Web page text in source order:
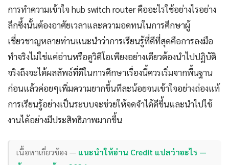
การทำความเข้าใจ hub switch router คืออะไรใช้อย่างไรอย่าง
ลึกซึ้งนั้นต้องอาศัยเวลาและความอดทนในการศึกษาผู้
เชี่ยวชาญหลายท่านแนะนำว่าการเรียนรู้ที่ดีที่สุดคือการลงมือ
ทำจริงไม่ใช่แค่อ่านหรือดูวิดีโอเพียงอย่างเดียวต้องนำไปปฏิบัติ
จริงถึงจะได้ผลลัพธ์ที่ดีในการศึกษาเรื่องนี้ควรเริ่มจากพื้นฐาน
ก่อนแล้วค่อยๆเพิ่มความยากขึ้นทีละน้อยจนเข้าใจอย่างถ่องแท้
การเรียนรู้อย่างเป็นระบบจะช่วยให้จดจำได้ดีขึ้นและนำไปใช้
งานได้อย่างมีประสิทธิภาพมากขึ้น
เนื้อหาเกี่ยวข้อง — แนะนำให้อ่าน Credit แปลว่าอะไร —